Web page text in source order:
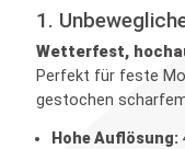
1.
Wetterfest,
Perfekt für feste
gestochen
Hohe Auflösung: